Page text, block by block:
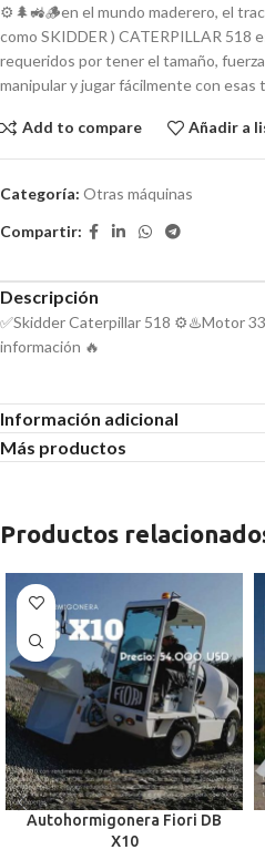
⚙️🌲🚜🪵en el mundo maderero, el
como SKIDDER ) CATERPILLAR 518
requeridos por tener el tamaño,
manipular y jugar fácilmente con esas
Add to compare Añadir a
Categoría: Otras máquinas
Compartir:
Descripción
✅Skidder Caterpillar 518 ⚙️♨️Motor
información 🔥
Información adicional
Más productos
Productos
Autohormigonera Fiori DB
X10